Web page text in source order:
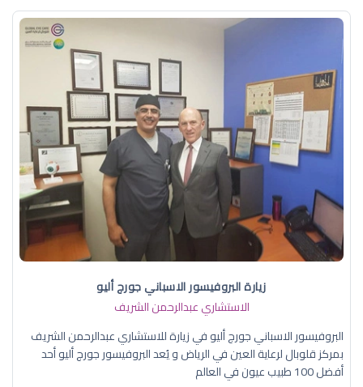
زيارة البروفيسور الاسباني جورج أليو
الاستشاري عبدالرحمن الشريف
البروفيسور الاسباني جورج أليو في زيارة للاستشاري عبدالرحمن الشريف
بمركز قلوبال لرعاية العين في الرياض و يُعد البروفيسور جورج أليو أحد
أفضل 100 طبيب عيون في العالم